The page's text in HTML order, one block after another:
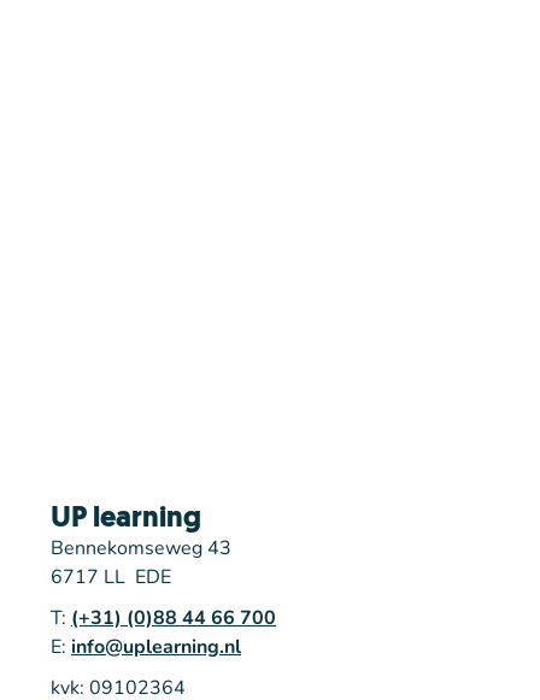
UP learning
Bennekomseweg 43
6717 LL EDE
T: (+31) (0)88 44 66 700
E: info@uplearning.nl
kvk: 09102364